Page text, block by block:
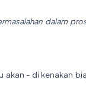
dalam
akan - di kenakan